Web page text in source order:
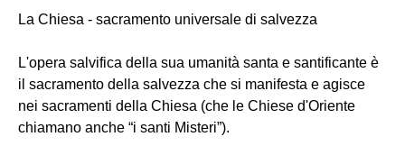
La Chiesa - sacramento universale di salvezza
L'opera salvifica della sua umanità santa e santificante è
il sacramento della salvezza che si manifesta e agisce
nei sacramenti della Chiesa (che le Chiese d'Oriente
chiamano anche “i santi Misteri”).